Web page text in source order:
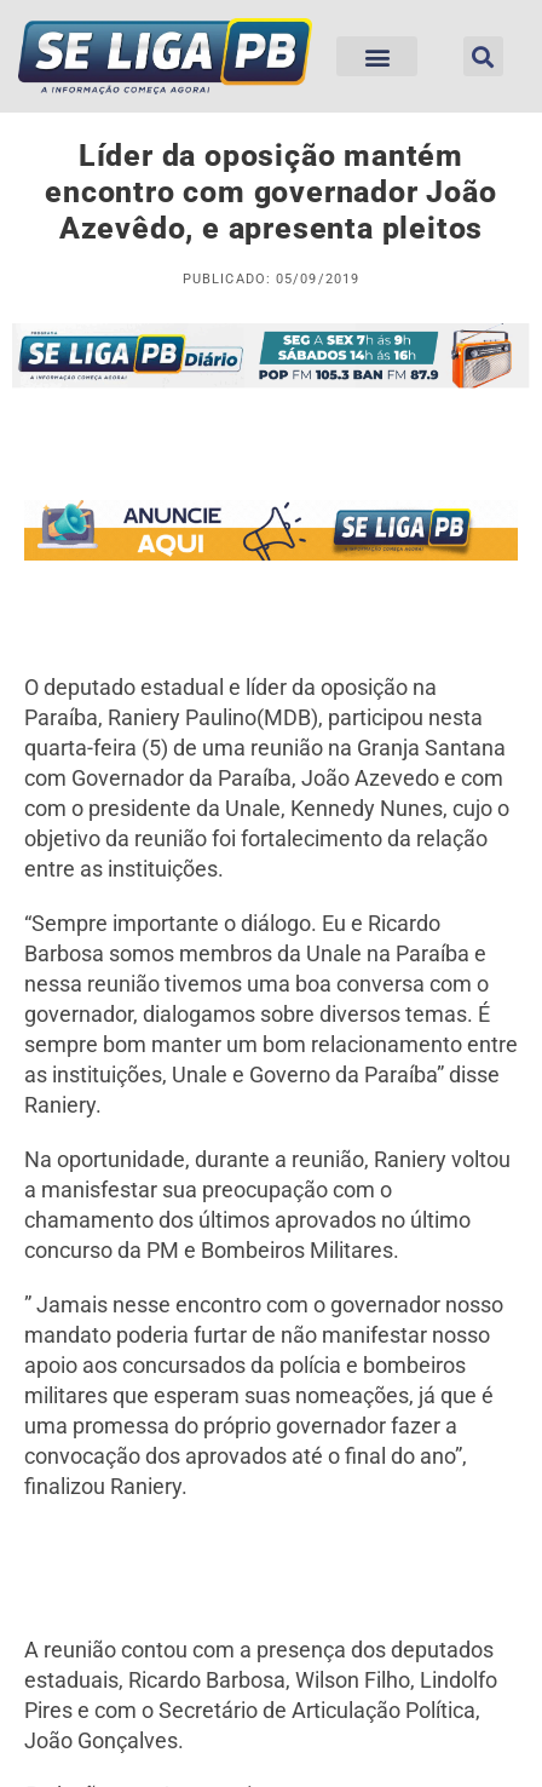
Líder da oposição mantém
encontro com governador João
Azevêdo, e apresenta pleitos
PUBLICADO: 05/09/2019
O deputado estadual e líder da oposição na
Paraíba, Raniery Paulino(MDB), participou nesta
quarta-feira (5) de uma reunião na Granja Santana
com Governador da Paraíba, João Azevedo e com
com o presidente da Unale, Kennedy Nunes, cujo o
objetivo da reunião foi fortalecimento da relação
entre as instituições.
“Sempre importante o diálogo. Eu e Ricardo
Barbosa somos membros da Unale na Paraíba e
nessa reunião tivemos uma boa conversa com o
governador, dialogamos sobre diversos temas. É
sempre bom manter um bom relacionamento entre
as instituições, Unale e Governo da Paraíba” disse
Raniery.
Na oportunidade, durante a reunião, Raniery voltou
a manisfestar sua preocupação com o
chamamento dos últimos aprovados no último
concurso da PM e Bombeiros Militares.
” Jamais nesse encontro com o governador nosso
mandato poderia furtar de não manifestar nosso
apoio aos concursados da polícia e bombeiros
militares que esperam suas nomeações, já que é
uma promessa do próprio governador fazer a
convocação dos aprovados até o final do ano”,
finalizou Raniery.
A reunião contou com a presença dos deputados
estaduais, Ricardo Barbosa, Wilson Filho, Lindolfo
Pires e com o Secretário de Articulação Política,
João Gonçalves.